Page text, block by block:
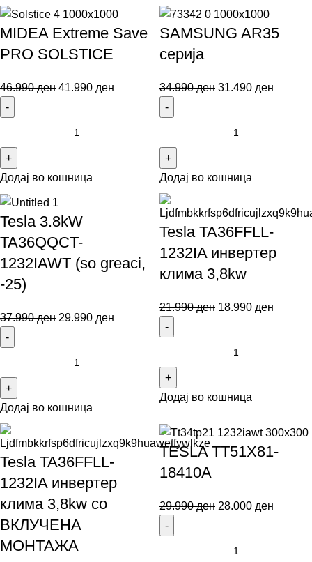
MIDEA Extreme Save
PRO SOLSTICE
46.990ден 41.990 ден
Додај во кошница
SAMSUNG AR35
серија
34.990ден 31.490 ден
Додај во кошница
Tesla 3.8kW
TA36QQCT-
1232IAWT (so greaci,
-25)
37.990ден 29.990 ден
Додај во кошница
Tesla TA36FFLL-
1232IA инвертер
клима 3,8kw
21.990ден 18.990 ден
Додај во кошница
Tesla TA36FFLL-
1232IA инвертер
клима 3,8kw со
ВКЛУЧЕНА
МОНТАЖА
TESLA TT51X81-
18410A
29.990ден 28.000 ден